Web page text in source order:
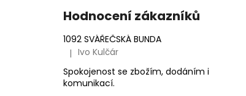
Hodnocení zákazníků
1092 SVÁŘEČSKÁ BUNDA
Hodnocení produktu je 5 z 5 hvězdiček.
| Ivo Kulčár
Spokojenost se zbožím, dodáním i
komunikací.